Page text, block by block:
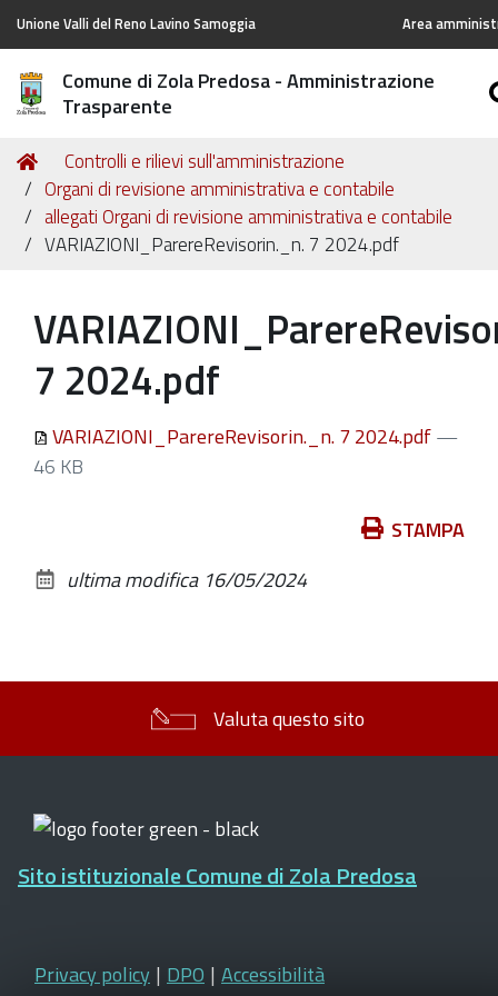
Unione Valli del Reno Lavino Samoggia Area
Comune di Zola Predosa - Amministrazione
Trasparente
Tu
sei
qui:
Home
Controlli e rilievi sull'amministrazione
Organi di revisione amministrativa e contabile
allegati Organi di revisione amministrativa e contabile
VARIAZIONI_ParereRevisorin._n. 7 2024.pdf
7 2024.pdf
VARIAZIONI_ParereRevisorin._n. 7 2024.pdf—
46 KB
documento
STAMPA
ultima modifica 16/05/2024
Valuta questo sito
Sito istituzionale Comune di Zola Predosa
Privacy policy | DPO | Accessibilità